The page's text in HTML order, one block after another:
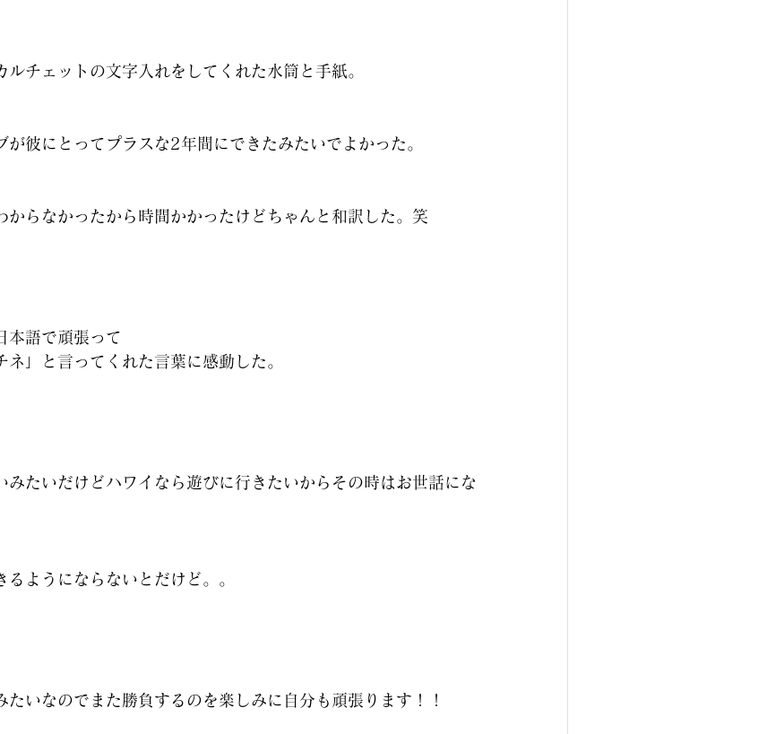
ルチェットの文字入れをしてくれた水筒と手紙。
が彼にとってプラスな2年間にできたみたいでよかった。
からなかったから時間かかったけどちゃんと和訳した。笑
本語で頑張って
ネ」と言ってくれた言葉に感動した。
みたいだけどハワイなら遊びに行きたいからその時はお世話にな
ようにならないとだけど。。
たいなのでまた勝負するのを楽しみに自分も頑張ります！！